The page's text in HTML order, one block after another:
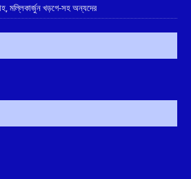
মল্লিকার্জুন খড়গে-সহ অন্যদের